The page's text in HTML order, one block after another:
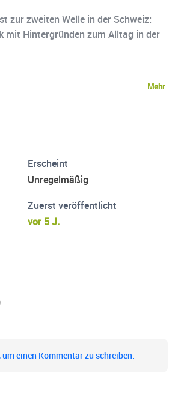
zur zweiten Welle in der Schweiz:
mit Hintergründen zum Alltag in der
Mehr
Erscheint
Unregelmäßig
Zuerst veröffentlicht
vor 5 J.
um einen Kommentar zu schreiben.